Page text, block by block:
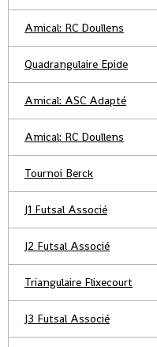
Amical: RC Doullens
Quadrangulaire Epide
Amical: ASC Adapté
Amical: RC Doullens
Tournoi Berck
J1 Futsal Associé
J2 Futsal Associé
Triangulaire Flixecourt
J3 Futsal Associé